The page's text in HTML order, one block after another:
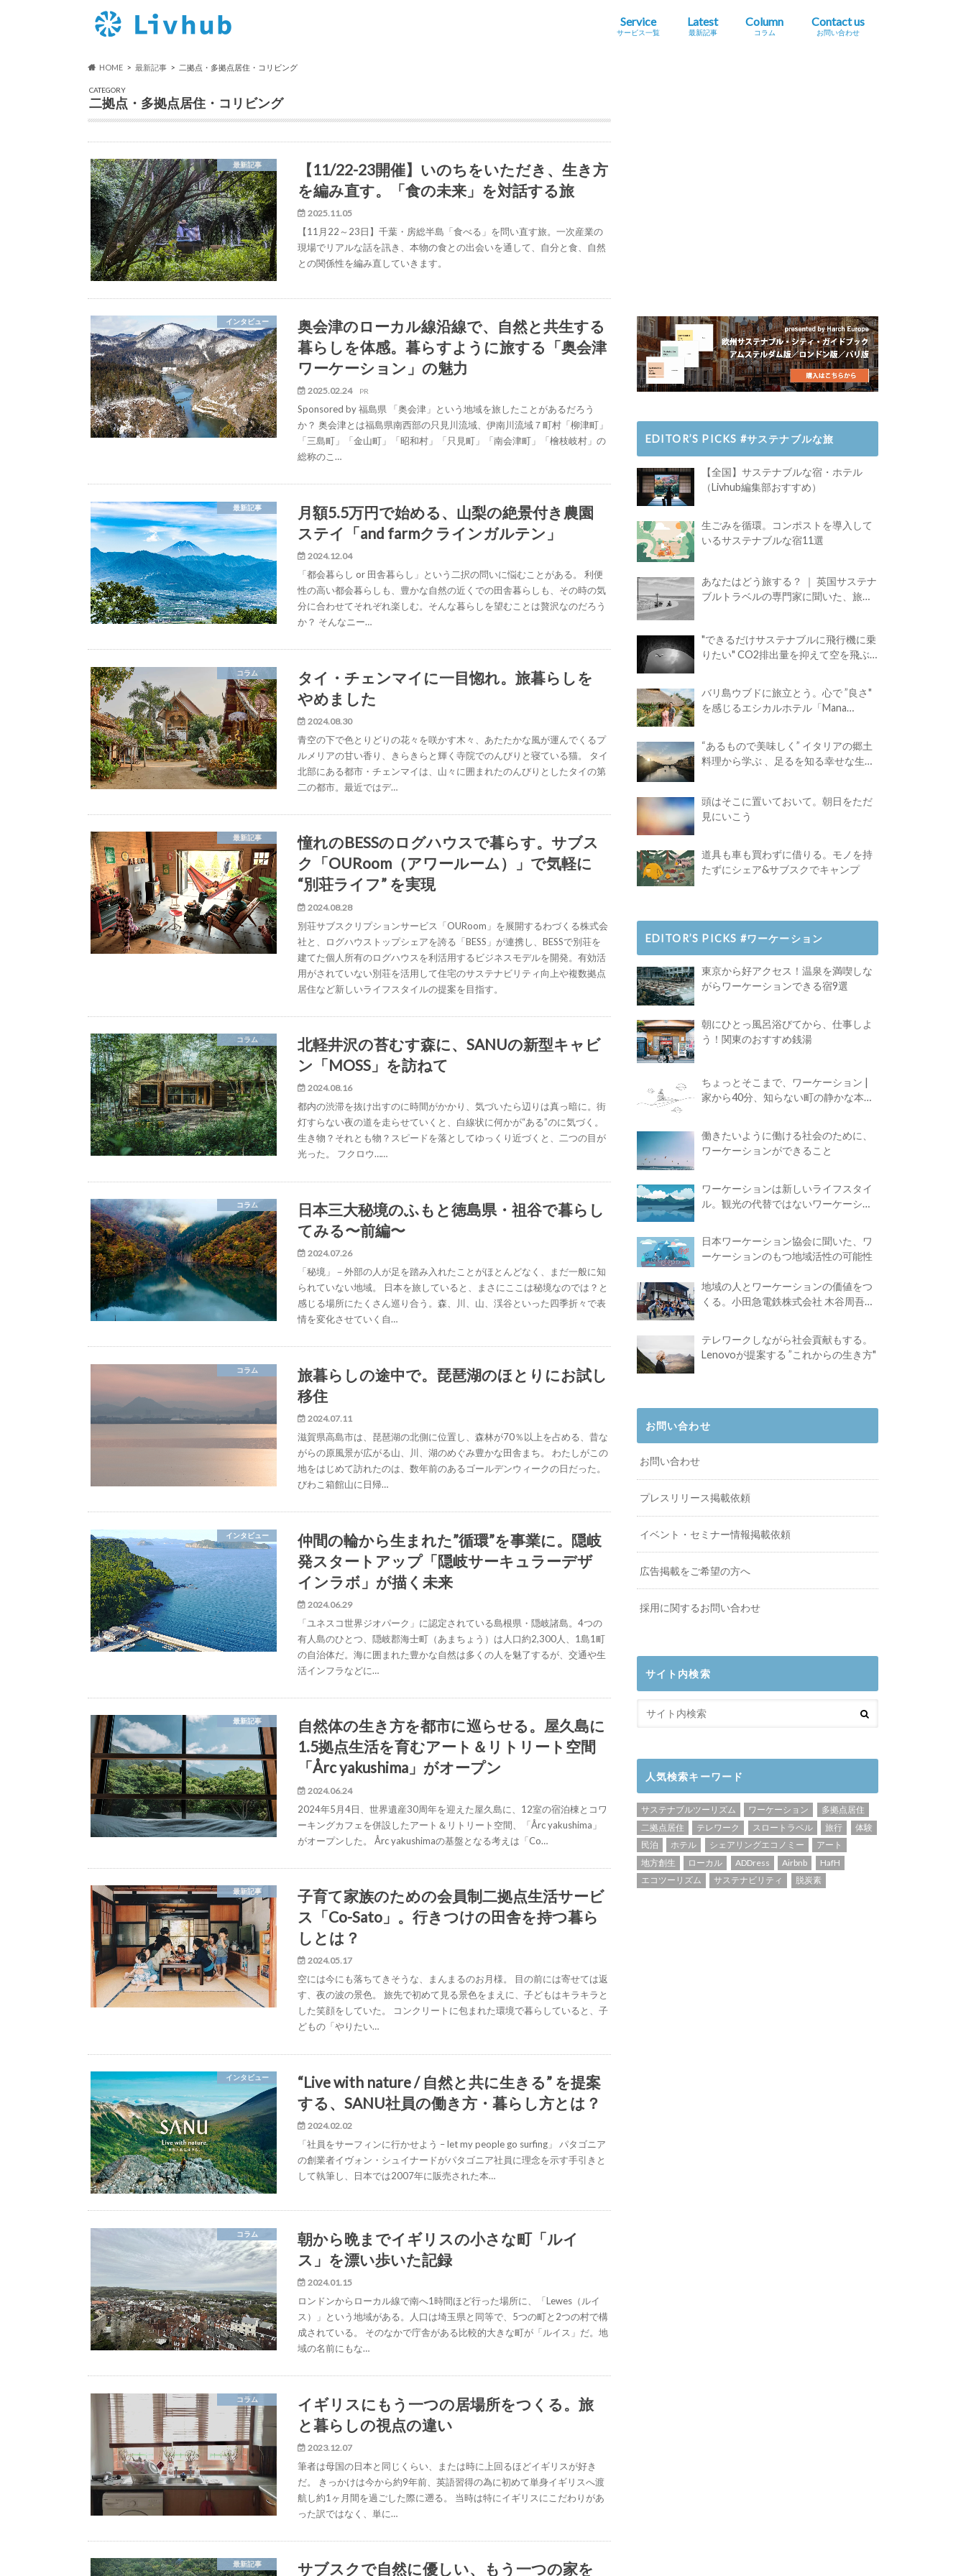
Service
サービス一覧
Latest
最新記事
Column
コラム
Contact us
お問い合わせ
HOME 最新記事 二拠点・多拠点居住・コリビング
CATEGORY
二拠点・多拠点居住・コリビング
最新記事
【11/22-23開催】いのちをいただき、生き方
を編み直す。「食の未来」を対話する旅
2025.11.05
【11月22～23日】千葉・房総半島「食べる」を問い直す旅。一次産業の
現場でリアルな話を訊き、本物の食との出会いを通して、自分と食、自然
との関係性を編み直していきます。
インタビュー
奥会津のローカル線沿線で、自然と共生する
暮らしを体感。暮らすように旅する「奥会津
ワーケーション」の魅力
2025.02.24 PR
Sponsored by 福島県 「奥会津」という地域を旅したことがあるだろう
か？ 奥会津とは福島県南西部の只見川流域、伊南川流域７町村「柳津町」
「三島町」「金山町」「昭和村」「只見町」「南会津町」「檜枝岐村」の
総称のこ…
最新記事
月額5.5万円で始める、山梨の絶景付き農園
ステイ「and farmクラインガルテン」
2024.12.04
「都会暮らし or 田舎暮らし」という二択の問いに悩むことがある。 利便
性の高い都会暮らしも、豊かな自然の近くでの田舎暮らしも、その時の気
分に合わせてそれぞれ楽しむ。そんな暮らしを望むことは贅沢なのだろう
か？ そんなニー…
コラム
タイ・チェンマイに一目惚れ。旅暮らしを
やめました
2024.08.30
青空の下で色とりどりの花々を咲かす木々、あたたかな風が運んでくるプ
ルメリアの甘い香り、きらきらと輝く寺院でのんびりと寝ている猫。 タイ
北部にある都市・チェンマイは、山々に囲まれたのんびりとしたタイの第
二の都市。最近ではデ…
最新記事
憧れのBESSのログハウスで暮らす。サブス
ク「OURoom（アワールーム）」で気軽に
“別荘ライフ” を実現
2024.08.28
別荘サブスクリプションサービス「OURoom」を展開するわづくる株式会
社と、ログハウストップシェアを誇る「BESS」が連携し、BESSで別荘を
建てた個人所有のログハウスを利活用するビジネスモデルを開発。有効活
用がされていない別荘を活用して住宅のサステナビリティ向上や複数拠点
居住など新しいライフスタイルの提案を目指す。
コラム
北軽井沢の苔むす森に、SANUの新型キャビ
ン「MOSS」を訪ねて
2024.08.16
都内の渋滞を抜け出すのに時間がかかり、気づいたら辺りは真っ暗に。街
灯すらない夜の道を走らせていくと、白線状に何かが“ある”のに気づく。
生き物？それとも物？スピードを落としてゆっくり近づくと、二つの目が
光った。 フクロウ……
コラム
日本三大秘境のふもと徳島県・祖谷で暮らし
てみる〜前編〜
2024.07.26
「秘境」－外部の人が足を踏み入れたことがほとんどなく、まだ一般に知
られていない地域。 日本を旅していると、まさにここは秘境なのでは？と
感じる場所にたくさん巡り合う。森、川、山、渓谷といった四季折々で表
情を変化させていく自…
コラム
旅暮らしの途中で。琵琶湖のほとりにお試し
移住
2024.07.11
滋賀県高島市は、琵琶湖の北側に位置し、森林が70％以上を占める、昔な
がらの原風景が広がる山、川、湖のめぐみ豊かな田舎まち。 わたしがこの
地をはじめて訪れたのは、数年前のあるゴールデンウィークの日だった。
びわこ箱館山に日帰…
インタビュー
仲間の輪から生まれた”循環”を事業に。隠岐
発スタートアップ「隠岐サーキュラーデザ
インラボ」が描く未来
2024.06.29
「ユネスコ世界ジオパーク」に認定されている島根県・隠岐諸島。4つの
有人島のひとつ、隠岐郡海士町（あまちょう）は人口約2,300人、1島1町
の自治体だ。海に囲まれた豊かな自然は多くの人を魅了するが、交通や生
活インフラなどに…
最新記事
自然体の生き方を都市に巡らせる。屋久島に
1.5拠点生活を育むアート＆リトリート空間
「Årc yakushima」がオープン
2024.06.24
2024年5月4日、世界遺産30周年を迎えた屋久島に、12室の宿泊棟とコワ
ーキングカフェを併設したアート＆リトリート空間、「Årc yakushima」
がオープンした。 Årc yakushimaの基盤となる考えは「Co…
最新記事
子育て家族のための会員制二拠点生活サービ
ス「Co-Sato」。行きつけの田舎を持つ暮ら
しとは？
2024.05.17
空には今にも落ちてきそうな、まんまるのお月様。 目の前には寄せては返
す、夜の波の景色。 旅先で初めて見る景色をまえに、子どもはキラキラと
した笑顔をしていた。 コンクリートに包まれた環境で暮らしていると、子
どもの「やりたい…
インタビュー
“Live with nature / 自然と共に生きる” を提案
する、SANU社員の働き方・暮らし方とは？
2024.02.02
「社員をサーフィンに行かせよう – let my people go surfing」 パタゴニア
の創業者イヴォン・シュイナードがパタゴニア社員に理念を示す手引きと
して執筆し、日本では2007年に販売された本…
コラム
朝から晩までイギリスの小さな町「ルイ
ス」を漂い歩いた記録
2024.01.15
ロンドンからローカル線で南へ1時間ほど行った場所に、「Lewes（ルイ
ス）」という地域がある。人口は埼玉県と同等で、5つの町と2つの村で構
成されている。 そのなかで庁舎がある比較的大きな町が「ルイス」だ。地
域の名前にもな…
コラム
イギリスにもう一つの居場所をつくる。旅
と暮らしの視点の違い
2023.12.07
筆者は母国の日本と同じくらい、または時に上回るほどイギリスが好き
だ。 きっかけは今から約9年前、英語習得の為に初めて単身イギリスへ渡
航し約1ヶ月間を過ごした際に遡る。 当時は特にイギリスにこだわりがあ
った訳ではなく、単に…
最新記事 サブスクで自然に優しい、もう一つの家を
EDITOR’S PICKS #サステナブルな旅
【全国】サステナブルな宿・ホテル
（Livhub編集部おすすめ）
生ごみを循環。コンポストを導入して
いるサステナブルな宿11選
あなたはどう旅する？ ｜ 英国サステナ
ブルトラベルの専門家に聞いた、旅の
"できるだけサステナブルに飛行機に乗
りたい" CO2排出量を抑えて空を飛ぶ
バリ島ウブドに旅立とう。心で ”良さ"
を感じるエシカルホテル「Mana
“あるもので美味しく” イタリアの郷土
料理から学ぶ 、足るを知る幸せな生き
頭はそこに置いておいて。朝日をただ
見にいこう
道具も車も買わずに借りる。モノを持
たずにシェア&サブスクでキャンプ
EDITOR’S PICKS #ワーケーション
東京から好アクセス！温泉を満喫しな
がらワーケーションできる宿9選
朝にひとっ風呂浴びてから、仕事しよ
う！関東のおすすめ銭湯
ちょっとそこまで、ワーケーション |
家から40分、知らない町の静かな本屋
働きたいように働ける社会のために、
ワーケーションができること
ワーケーションは新しいライフスタイ
ル。観光の代替ではないワーケーショ
日本ワーケーション協会に聞いた、ワ
ーケーションのもつ地域活性の可能性
地域の人とワーケーションの価値をつ
くる。小田急電鉄株式会社 木谷周吾さ
テレワークしながら社会貢献もする。
Lenovoが提案する ”これからの生き方"
お問い合わせ
お問い合わせ
プレスリリース掲載依頼
イベント・セミナー情報掲載依頼
広告掲載をご希望の方へ
採用に関するお問い合わせ
サイト内検索
人気検索キーワード
サステナブルツーリズム ワーケーション
多拠点居住
二拠点居住
テレワーク スロートラベル 旅行
体験
民泊
ホテル シェアリングエコノミー
アート
地方創生
ローカル ADDress Airbnb
HafH
エコツーリズム
サステナビリティ 脱炭素